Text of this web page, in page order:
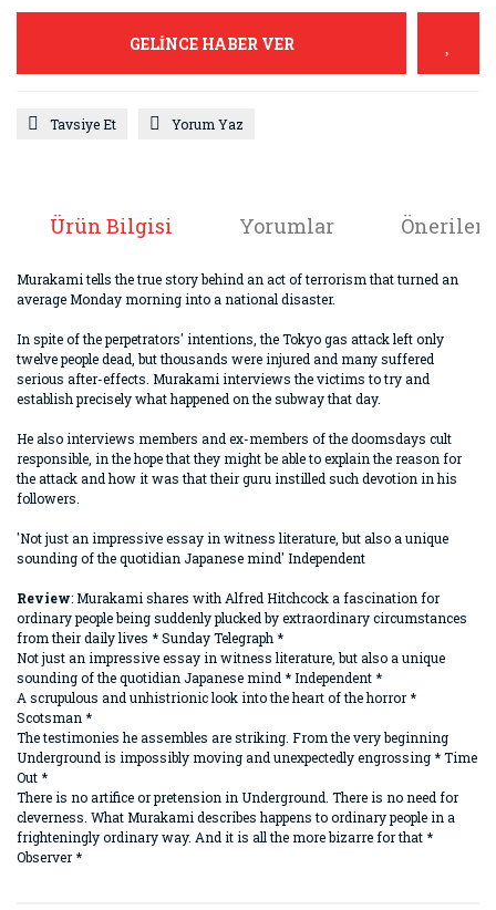
GELİNCE HABER VER
Tavsiye Et Yorum Yaz
Ürün Bilgisi Yorumlar
Murakami tells the true story behind an act of terrorism that turned an
average Monday morning into a national disaster.
In spite of the perpetrators' intentions, the Tokyo gas attack left only
twelve people dead, but thousands were injured and many suffered
serious after-effects. Murakami interviews the victims to try and
establish precisely what happened on the subway that day.
He also interviews members and ex-members of the doomsdays cult
responsible, in the hope that they might be able to explain the reason for
the attack and how it was that their guru instilled such devotion in his
followers.
'Not just an impressive essay in witness literature, but also a unique
sounding of the quotidian Japanese mind' Independent
Review: Murakami shares with Alfred Hitchcock a fascination for
ordinary people being suddenly plucked by extraordinary circumstances
from their daily lives * Sunday Telegraph *
Not just an impressive essay in witness literature, but also a unique
sounding of the quotidian Japanese mind * Independent *
A scrupulous and unhistrionic look into the heart of the horror *
Scotsman *
The testimonies he assembles are striking. From the very beginning
Underground is impossibly moving and unexpectedly engrossing * Time
Out *
There is no artifice or pretension in Underground. There is no need for
cleverness. What Murakami describes happens to ordinary people in a
frighteningly ordinary way. And it is all the more bizarre for that *
Observer *